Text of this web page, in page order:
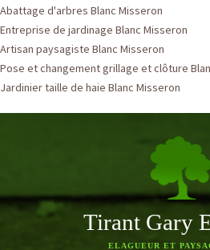
Abattage d'arbres Blanc Misseron
Entreprise de jardinage Blanc Misseron
Artisan paysagiste Blanc Misseron
Pose et changement grillage et clôture
Jardinier taille de haie Blanc Misseron
Tirant Gary
ELAGUEUR ET